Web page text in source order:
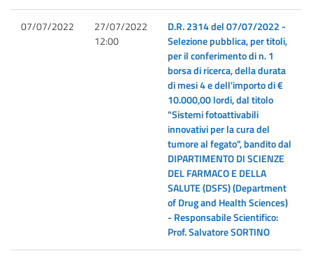
07/07/2022
27/07/2022
12:00
D.R. 2314 del 07/07/2022 -
Selezione pubblica, per titoli,
per il conferimento di n. 1
borsa di ricerca, della durata
di mesi 4 e dell'importo di €
10.000,00 lordi, dal titolo
"Sistemi fotoattivabili
innovativi per la cura del
tumore al fegato", bandito dal
DIPARTIMENTO DI SCIENZE
DEL FARMACO E DELLA
SALUTE (DSFS) (Department
of Drug and Health Sciences)
- Responsabile Scientifico:
Prof. Salvatore SORTINO